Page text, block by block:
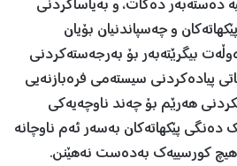
دەستەبەر دەكات، و بەیاساكردنی
و چەسپاندنیان بۆیان
بیگرێتەبەر بۆ بەرجەستەكردنی
پیادەكردنی سیستەمی فرەبازنەیی
هەرێم بۆ چەند ناوچەیەكی
دەنگی پێكهاتەكان بەسەر ئەم ناوچانە
كورسییەك بەدەست نەهێنن.